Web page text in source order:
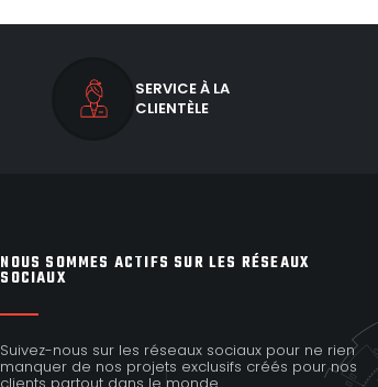
SERVICE À LA
CLIENTÈLE
NOUS SOMMES ACTIFS SUR LES RÉSEAUX
SOCIAUX
Suivez-nous sur les réseaux sociaux pour ne rien
manquer de nos projets exclusifs créés pour nos